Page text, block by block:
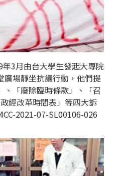
3月由台大學生發起大專院
廣場靜坐抗議行動，他們提
、「廢除臨時條款」、「召
經改革時間表」等四大訴
2021-07-SL00106-026